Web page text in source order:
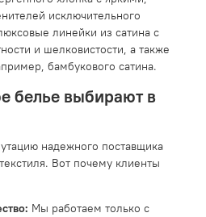
исключительного
линейки из сатина с
и шелковистости, а также
бамбукового сатина.
белье выбирают в
надежного поставщика
Вот почему клиенты
Мы работаем только с